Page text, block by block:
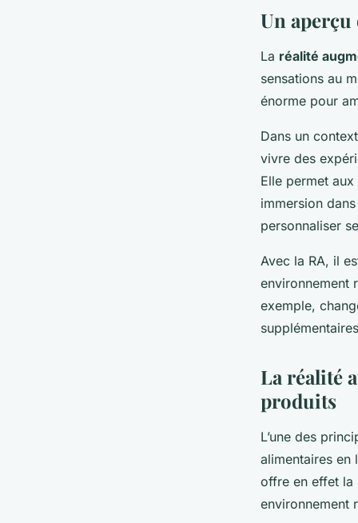
Un aperçu
La réalité
sensations au
énorme pour
Dans un
vivre des
Elle permet
immersion
personnaliser
Avec la RA, il
environnement
exemple,
La réalité
produits
L’une des
alimentaires en
offre en effet la
environnement